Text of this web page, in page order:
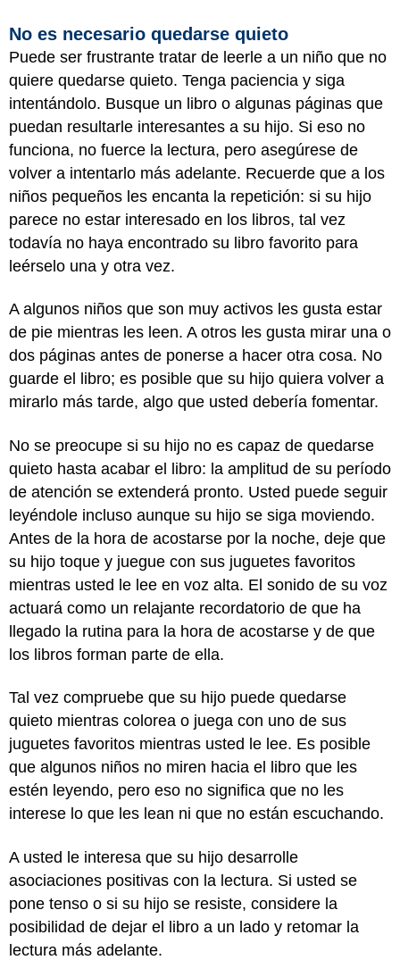
No es necesario quedarse quieto
Puede ser frustrante tratar de leerle a un niño que no
quiere quedarse quieto. Tenga paciencia y siga
intentándolo. Busque un libro o algunas páginas que
puedan resultarle interesantes a su hijo. Si eso no
funciona, no fuerce la lectura, pero asegúrese de
volver a intentarlo más adelante. Recuerde que a los
niños pequeños les encanta la repetición: si su hijo
parece no estar interesado en los libros, tal vez
todavía no haya encontrado su libro favorito para
leérselo una y otra vez.
A algunos niños que son muy activos les gusta estar
de pie mientras les leen. A otros les gusta mirar una o
dos páginas antes de ponerse a hacer otra cosa. No
guarde el libro; es posible que su hijo quiera volver a
mirarlo más tarde, algo que usted debería fomentar.
No se preocupe si su hijo no es capaz de quedarse
quieto hasta acabar el libro: la amplitud de su período
de atención se extenderá pronto. Usted puede seguir
leyéndole incluso aunque su hijo se siga moviendo.
Antes de la hora de acostarse por la noche, deje que
su hijo toque y juegue con sus juguetes favoritos
mientras usted le lee en voz alta. El sonido de su voz
actuará como un relajante recordatorio de que ha
llegado la rutina para la hora de acostarse y de que
los libros forman parte de ella.
Tal vez compruebe que su hijo puede quedarse
quieto mientras colorea o juega con uno de sus
juguetes favoritos mientras usted le lee. Es posible
que algunos niños no miren hacia el libro que les
estén leyendo, pero eso no significa que no les
interese lo que les lean ni que no están escuchando.
A usted le interesa que su hijo desarrolle
asociaciones positivas con la lectura. Si usted se
pone tenso o si su hijo se resiste, considere la
posibilidad de dejar el libro a un lado y retomar la
lectura más adelante.